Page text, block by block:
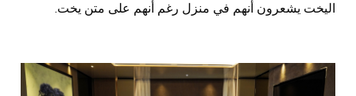
اليخت يشعرون أنهم في منزل رغم أنهم على متن يخت.